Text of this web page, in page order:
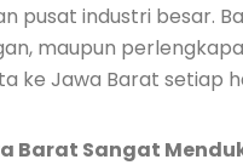
pusat industri besar.
maupun
ke Jawa Barat setiap
Barat Sangat